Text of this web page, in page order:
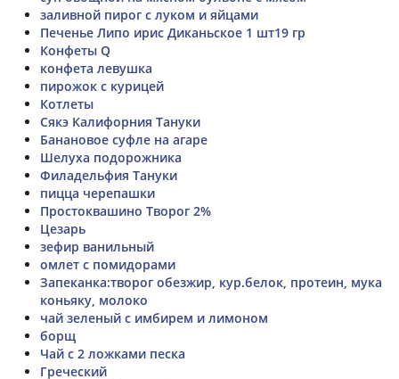
заливной пирог с луком и яйцами
Печенье Липо ирис Диканьское 1 шт19 гр
Конфеты Q
конфета левушка
пирожок с курицей
Котлеты
Сякэ Калифорния Тануки
Банановое суфле на агаре
Шелуха подорожника
Филадельфия Тануки
пицца черепашки
Простоквашино Творог 2%
Цезарь
зефир ванильный
омлет с помидорами
Запеканка:творог обезжир, кур.белок, протеин, мука
коньяку, молоко
чай зеленый с имбирем и лимоном
борщ
Чай с 2 ложками песка
Греческий